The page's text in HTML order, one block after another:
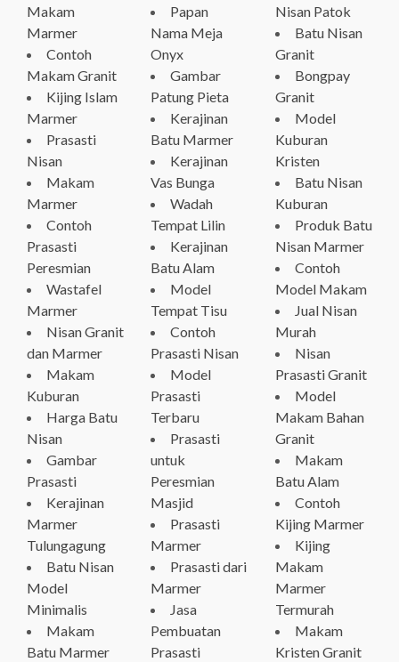
Makam
Marmer
Contoh
Makam Granit
Kijing Islam
Marmer
Prasasti
Nisan
Makam
Marmer
Contoh
Prasasti
Peresmian
Wastafel
Marmer
Nisan Granit
dan Marmer
Makam
Kuburan
Harga Batu
Nisan
Gambar
Prasasti
Kerajinan
Marmer
Tulungagung
Batu Nisan
Model
Minimalis
Makam
Batu Marmer
Papan
Nama Meja
Onyx
Gambar
Patung Pieta
Kerajinan
Batu Marmer
Kerajinan
Vas Bunga
Wadah
Tempat Lilin
Kerajinan
Batu Alam
Model
Tempat Tisu
Contoh
Prasasti Nisan
Model
Prasasti
Terbaru
Prasasti
untuk
Peresmian
Masjid
Prasasti
Marmer
Prasasti dari
Marmer
Jasa
Pembuatan
Prasasti
Nisan Patok
Batu Nisan
Granit
Bongpay
Granit
Model
Kuburan
Kristen
Batu Nisan
Kuburan
Produk Batu
Nisan Marmer
Contoh
Model Makam
Jual Nisan
Murah
Nisan
Prasasti Granit
Model
Makam Bahan
Granit
Makam
Batu Alam
Contoh
Kijing Marmer
Kijing
Makam
Marmer
Termurah
Makam
Kristen Granit